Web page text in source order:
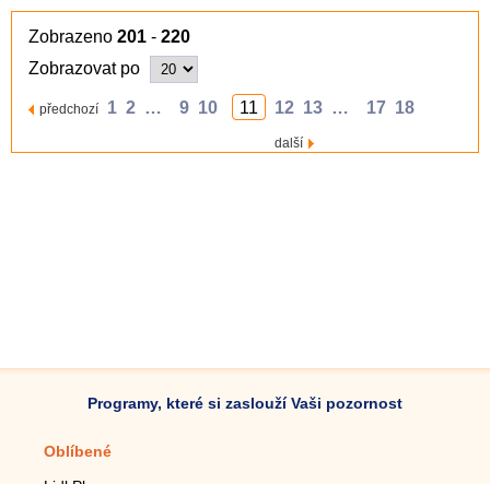
Zobrazeno 201 - 220
Zobrazovat po
předchozí 1 2 … 9 10 11 12 13 … 17 18
další
Programy, které si zaslouží Vaši pozornost
Oblíbené